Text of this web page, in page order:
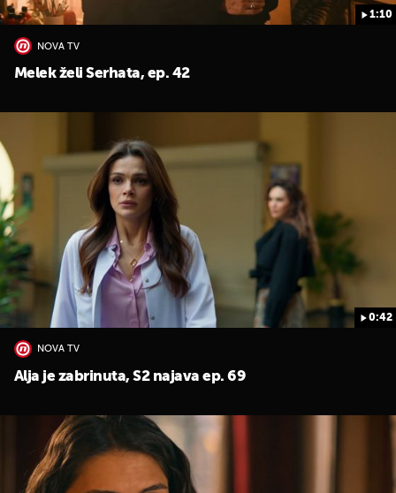
1:10
NOVA TV
Melek želi Serhata, ep. 42
0:42
NOVA TV
Alja je zabrinuta, S2 najava ep. 69